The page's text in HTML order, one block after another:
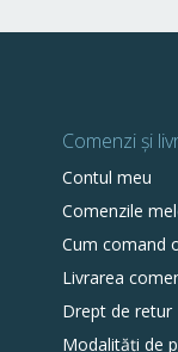
Comenzi și
Contul meu
Comenzile
Cum comand
Livrarea
Drept de retur
Modalități de